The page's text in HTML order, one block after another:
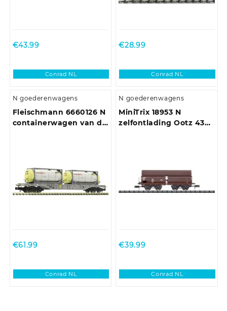
€43.99
Conrad NL
€28.99
Conrad NL
N goederenwagens
Fleischmann 6660126 N
containerwagen van de
€61.99
Conrad NL
N goederenwagens
MiniTrix 18953 N
zelfontlading Ootz 43
€39.99
Conrad NL